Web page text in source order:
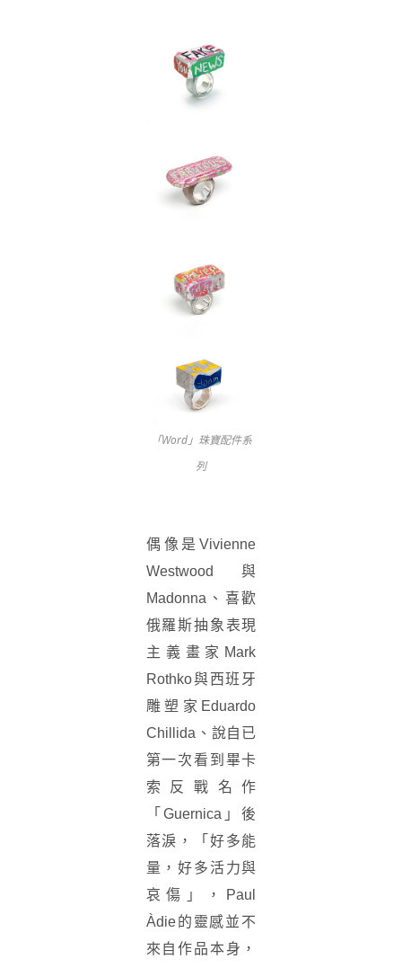
「Word」珠寶配件系
列
偶像是Vivienne
Westwood與
Madonna、喜歡
俄羅斯抽象表現
主義畫家Mark
Rothko與西班牙
雕塑家Eduardo
Chillida、說自已
第一次看到畢卡
索反戰名作
「Guernica」後
落淚，「好多能
量，好多活力與
哀傷」，Paul
Àdie的靈感並不
來自作品本身，